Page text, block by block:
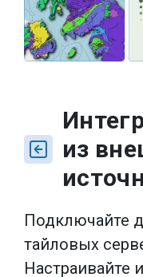
из
Подключайте
тайловых
Настраивайте